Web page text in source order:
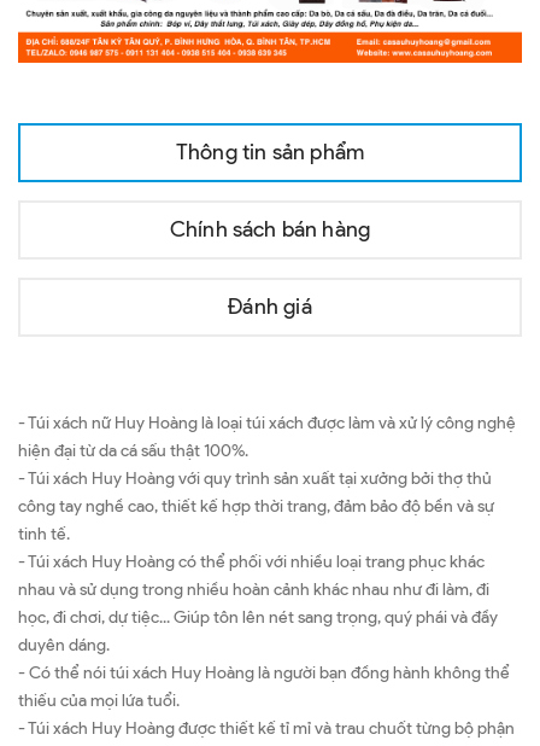
Thông tin sản phẩm
Chính sách bán hàng
Đánh giá
- Túi xách nữ Huy Hoàng là loại túi xách được làm và xử lý công nghệ
hiện đại từ da cá sấu thật 100%.
- Túi xách Huy Hoàng với quy trình sản xuất tại xưởng bởi thợ thủ
công tay nghề cao, thiết kế hợp thời trang, đảm bảo độ bền và sự
tinh tế.
- Túi xách Huy Hoàng có thể phối với nhiều loại trang phục khác
nhau và sử dụng trong nhiều hoàn cảnh khác nhau như đi làm, đi
học, đi chơi, dự tiệc... Giúp tôn lên nét sang trọng, quý phái và đầy
duyên dáng.
- Có thể nói túi xách Huy Hoàng là người bạn đồng hành không thể
thiếu của mọi lứa tuổi.
- Túi xách Huy Hoàng được thiết kế tỉ mỉ và trau chuốt từng bộ phận